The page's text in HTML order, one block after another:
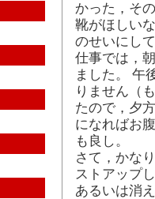
かった，そ
靴がほしい
のせいにし
仕事では，
ました。 午
りません（
たので，夕
になればお
も良し。
さて，かな
ストアップ
あるいは消